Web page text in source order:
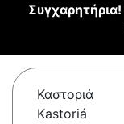
Συγχαρητήρια!
Καστοριά
Kastoriá